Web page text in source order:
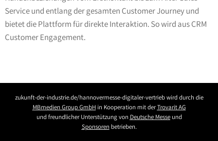
Service und entlang der gesamten Customer Journey und
bietet die Plattform für direkte Interaktion. So wird aus CRM
Customer Engagement.
zukunft-der-industrie.de/hannovermesse-digitaler-vertrieb wird durch die
MBmedien Group GmbHin Kooperation mit derTrovarit AG
und freundlicher Unterstützung von Deutsche Messeund
Sponsoren betrieben.